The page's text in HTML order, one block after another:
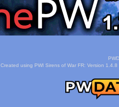
Created using PWI Sirens of War FR: Version